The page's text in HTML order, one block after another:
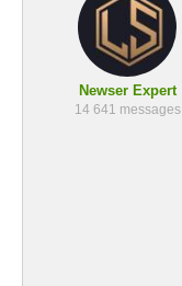
Newser Expert
14 641 messages